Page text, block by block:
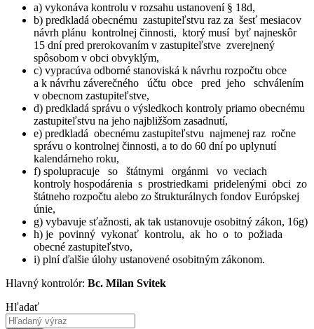
a) vykonáva kontrolu v rozsahu ustanovení § 18d,
b) predkladá obecnému zastupiteľstvu raz za šesť mesiacov
návrh plánu kontrolnej činnosti, ktorý musí byť najneskôr
15 dní pred prerokovaním v zastupiteľstve zverejnený
spôsobom v obci obvyklým,
c) vypracúva odborné stanoviská k návrhu rozpočtu obce
a k návrhu záverečného účtu obce pred jeho schválením
v obecnom zastupiteľstve,
d) predkladá správu o výsledkoch kontroly priamo obecnému
zastupiteľstvu na jeho najbližšom zasadnutí,
e) predkladá obecnému zastupiteľstvu najmenej raz ročne
správu o kontrolnej činnosti, a to do 60 dní po uplynutí
kalendárneho roku,
f) spolupracuje so štátnymi orgánmi vo veciach
kontroly hospodárenia s prostriedkami pridelenými obci zo
štátneho rozpočtu alebo zo štrukturálnych fondov Európskej
únie,
g) vybavuje sťažnosti, ak tak ustanovuje osobitný zákon, 16g)
h) je povinný vykonať kontrolu, ak ho o to požiada
obecné zastupiteľstvo,
i) plní ďalšie úlohy ustanovené osobitným zákonom.
Hlavný kontrolór: Bc. Milan Svitek
Hľadať